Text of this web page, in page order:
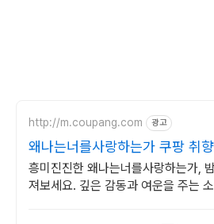
http://m.coupang.com 광고
왜나는너를사랑하는가 쿠팡 취
소설
흥미진진한 왜나는너를사랑하는가,
져보세요. 깊은 감동과 여운을 주는